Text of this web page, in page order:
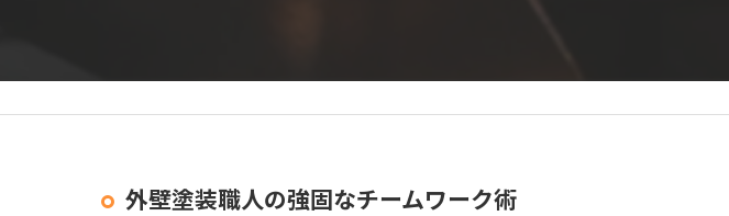
外壁塗装職人の強固なチームワーク術